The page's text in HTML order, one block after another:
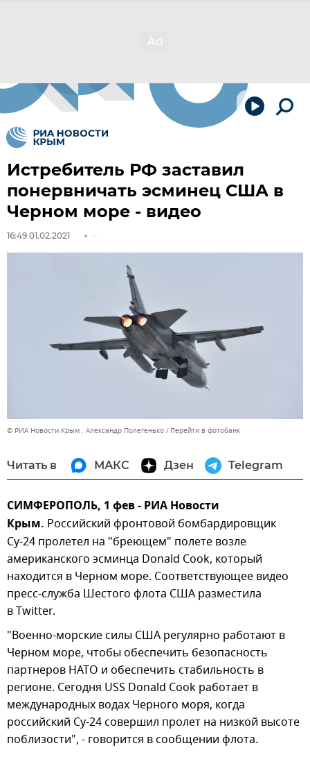
Истребитель РФ заставил
понервничать эсминец США в
Черном море - видео
16:49 01.02.2021
© РИА Новости Крым . Александр Полегенько Перейти в фотобанк
Читать в МАКС Дзен Telegram
СИМФЕРОПОЛЬ, 1 фев - РИА Новости
Крым. Российский фронтовой бомбардировщик
Су-24 пролетел на "бреющем" полете возле
американского эсминца Donald Cook, который
находится в Черном море. Соответствующее видео
пресс-служба Шестого флота США разместила
в Twitter.
"Военно-морские силы США регулярно работают в
Черном море, чтобы обеспечить безопасность
партнеров НАТО и обеспечить стабильность в
регионе. Сегодня USS Donald Cook работает в
международных водах Черного моря, когда
российский Су-24 совершил пролет на низкой высоте
поблизости", - говорится в сообщении флота.